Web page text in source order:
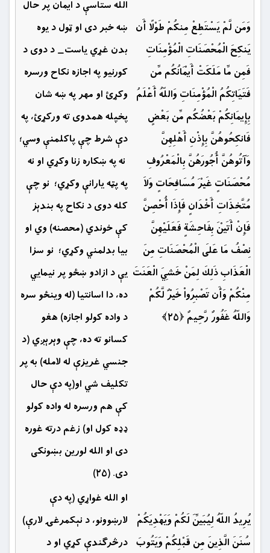
وَمَن لَّمْ يَسْتَطِعْ مِنكُمْ طَوْلًا أَن
يَنكِحَ الْمُحْصَنَاتِ الْمُؤْمِنَاتِ
فَمِن مِّا مَلَكَتْ أَيْمَانُكُم مِّن
فَتَيَاتِكُمُ الْمُؤْمِنَاتِ وَاللّهُ أَعْلَمُ
بِإِيمَانِكُمْ بَعْضُكُم مِّن بَعْضٍ
فَانكِحُوهُنَّ بِإِذْنِ أَهْلِهِنَّ
وَآتُوهُنَّ أُجُورَهُنَّ بِالْمَعْرُوفِ
مُحْصَنَاتٍ غَيْرَ مُسَافِحَاتٍ وَلاَ
مُتَّخِذَاتِ أَخْدَانٍ فَإِذَا أُحْصِنَّ
فَإِنْ أَتَيْنَ بِفَاحِشَةٍ فَعَلَيْهِنَّ
نِصْفُ مَا عَلَى الْمُحْصَنَاتِ مِنَ
الْعَذَابِ ذَلِكَ لِمَنْ خَشِيَ الْعَنَتَ
مِنْكُمْ وَأَن تَصْبِرُواْ خَيْرٌ لَّكُمْ
وَاللّهُ غَفُورٌ رَّحِيمٌ ﴿۲۵﴾
الله ستاسې د ايمان پر حال
ښه خبر دى او ټول د يوه
بدن غړي ياست_ د دوی د
كورنيو په اجازه نكاح ورسره
وكړئ او مهر په ښه شان
پخپله همدوى ته وركړئ، په
دې شرط چې پاكلمنې وسي؛
نه په ښكاره زنا وكړي او نه
په پټه يارانې وكړي؛ نو چې
كله دوى د نكاح په بندېز
كې خوندي (محصنه) وي او
بيا بدلمني وكړي؛ نو سزا
يې د ازادو ښځو پر نيمايي
ده، دا اسانتيا (له وينځو سره
د واده كولو اجازه) هغو
كسانو ته ده، چې وېرېږي (د
جنسي غريزې له لامله) به پر
تكليف شي او(په دې حال
کې هم ورسره له واده كولو
ډډه کول او) زغم درته غوره
دی او الله لورین بښونکى
دى. (۲۵)
يُرِيدُ اللّهُ لِيُبَيِّنَ لَكُمْ وَيَهْدِيَكُمْ
سُنَنَ الَّذِينَ مِن قَبْلِكُمْ وَيَتُوبَ
او الله غواړي (په دې
لارښوونو، د نېكمرغۍ لارې)
درڅرګندې كړي او د